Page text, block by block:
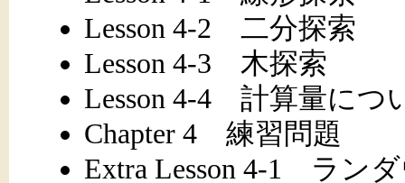
Lesson 4-2 二分探索
Lesson 4-3 木探索
Lesson 4-4 計算量につ
Chapter 4 練習問題
Extra Lesson 4-1 ラン